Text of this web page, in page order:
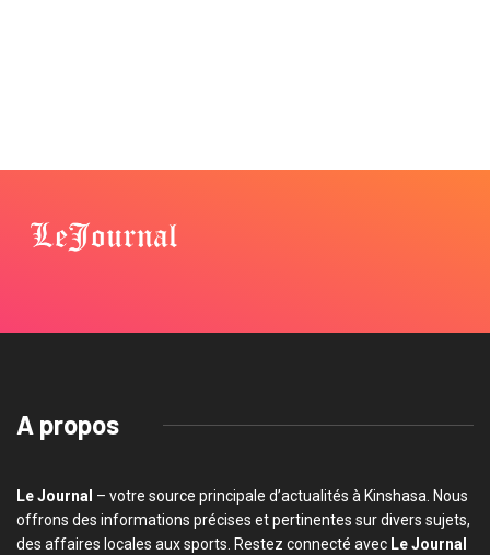
A propos
Le Journal – votre source principale d’actualités à Kinshasa. Nous
offrons des informations précises et pertinentes sur divers sujets,
des affaires locales aux sports. Restez connecté avec Le Journal